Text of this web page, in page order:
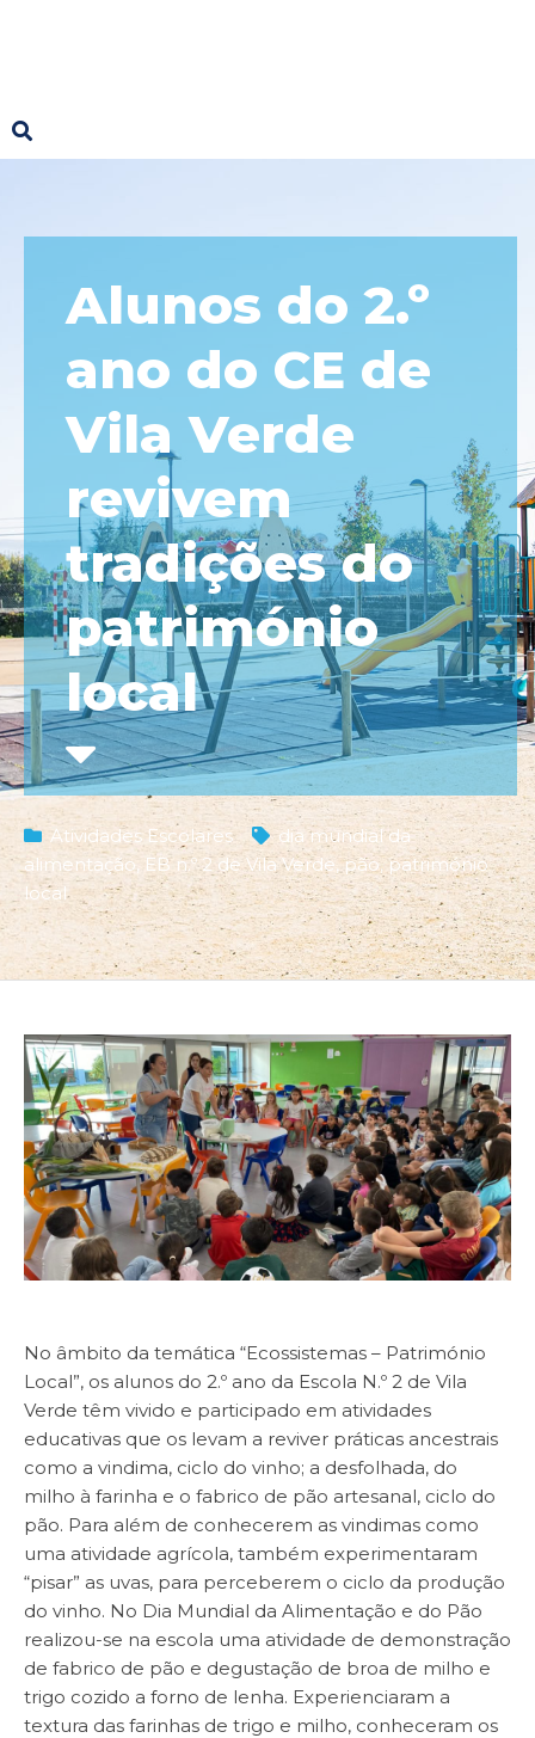
Alunos do 2.º
ano do CE de
Vila Verde
revivem
tradições do
património
local
Atividades Escolares
dia mundial da
alimentação, EB n.º 2 de Vila Verde,pão,património
local
No âmbito da temática “Ecossistemas – Património
Local”, os alunos do 2.º ano da Escola N.º 2 de Vila
Verde têm vivido e participado em atividades
educativas que os levam a reviver práticas ancestrais
como a vindima, ciclo do vinho; a desfolhada, do
milho à farinha e o fabrico de pão artesanal, ciclo do
pão. Para além de conhecerem as vindimas como
uma atividade agrícola, também experimentaram
“pisar” as uvas, para perceberem o ciclo da produção
do vinho. No Dia Mundial da Alimentação e do Pão
realizou-se na escola uma atividade de demonstração
de fabrico de pão e degustação de broa de milho e
trigo cozido a forno de lenha. Experienciaram a
textura das farinhas de trigo e milho, conheceram os